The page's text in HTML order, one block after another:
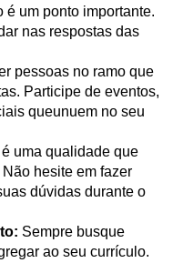
é um ponto importante.
nas respostas das
pessoas no ramo que
Participe de eventos,
queunuem no seu
uma qualidade que
hesite em fazer
dúvidas durante o
Sempre busque
ao seu currículo.